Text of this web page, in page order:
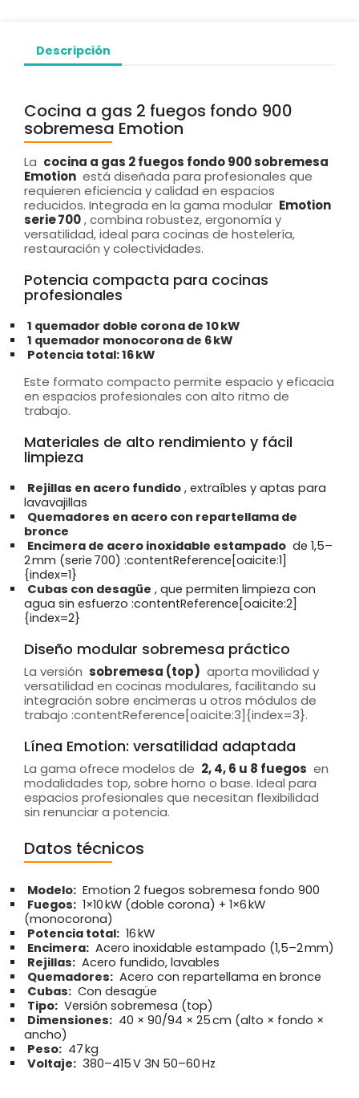
Descripción
Cocina a gas 2 fuegos fondo 900
sobremesa Emotion
La cocina a gas 2 fuegos fondo 900 sobremesa
Emotion está diseñada para profesionales que
requieren eficiencia y calidad en espacios
reducidos. Integrada en la gama modular Emotion
serie 700, combina robustez, ergonomía y
versatilidad, ideal para cocinas de hostelería,
restauración y colectividades.
Potencia compacta para cocinas
profesionales
1 quemador doble corona de 10 kW
1 quemador monocorona de 6 kW
Potencia total: 16 kW
Este formato compacto permite espacio y eficacia
en espacios profesionales con alto ritmo de
trabajo.
Materiales de alto rendimiento y fácil
limpieza
Rejillas en acero fundido , extraíbles y aptas para
lavavajillas
Quemadores en acero con repartellama de
bronce
Encimera de acero inoxidable estampado de 1,5–
2 mm (serie 700) :contentReference[oaicite:1]
{index=1}
Cubas con desagüe , que permiten limpieza con
agua sin esfuerzo :contentReference[oaicite:2]
{index=2}
Diseño modular sobremesa práctico
La versión sobremesa (top) aporta movilidad y
versatilidad en cocinas modulares, facilitando su
integración sobre encimeras u otros módulos de
trabajo :contentReference[oaicite:3]{index=3}.
Línea Emotion: versatilidad adaptada
La gama ofrece modelos de 2, 4, 6 u 8 fuegos en
modalidades top, sobre horno o base. Ideal para
espacios profesionales que necesitan flexibilidad
sin renunciar a potencia.
Datos técnicos
Modelo: Emotion 2 fuegos sobremesa fondo 900
Fuegos: 1×10 kW (doble corona) + 1×6 kW
(monocorona)
Potencia total: 16 kW
Encimera: Acero inoxidable estampado (1,5–2 mm)
Rejillas: Acero fundido, lavables
Quemadores: Acero con repartellama en bronce
Cubas: Con desagüe
Tipo: Versión sobremesa (top)
Dimensiones: 40 × 90/94 × 25 cm (alto × fondo ×
ancho)
Peso: 47 kg
Voltaje: 380–415 V 3N 50–60 Hz